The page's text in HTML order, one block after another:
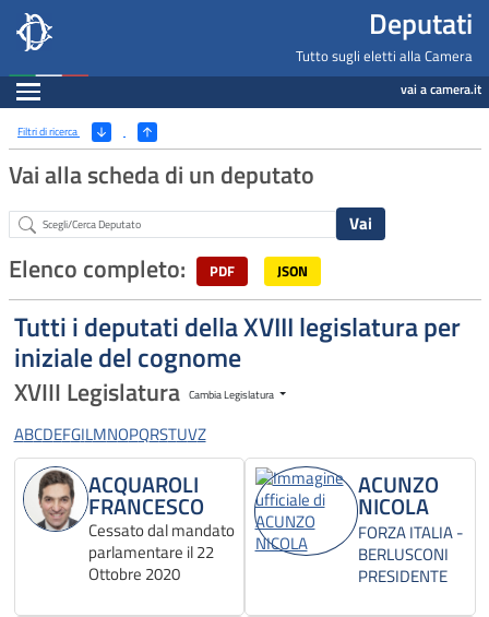
Deputati, Camera dei Deputati -
Salta al contenuto principale
Salta al menu di navigazione Deputati
Tutto sugli eletti alla Camera
Espandi vai a camera.it
Ricerca
Filtri di ricerca (Apri/Chiudi filtri)
Vai alla scheda di un deputato
Abstract
Elenco completo: PDF JSON
Tutti i deputati della XVIII legislatura per
iniziale del cognome
XVIII Legislatura Cambia Legislatura
ABCDEFGILMNOPQRSTUVZ
ACQUAROLI
FRANCESCO
Cessato dal mandato
parlamentare il 22
Ottobre 2020
ACUNZO
NICOLA
FORZA ITALIA -
BERLUSCONI
PRESIDENTE
Navigazione pagine di servizio
Fine pagina
Salta al contenuto principale
Salta al menu di navigazione
Vai a inizio pagina